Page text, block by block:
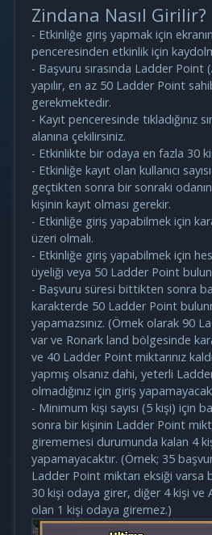
Zindana Nasıl Girilir?
- Etkinliğe giriş yapmak için
penceresinden etkinlik için
- Başvuru sırasında Ladder Point
yapılır, en az 50 Ladder Point
gerekmektedir.
- Kayıt penceresinde tıkladığınız
alanına çekilirsiniz.
- Etkinlikte bir odaya en fazla 30
- Etkinliğe kayıt olan kullanıcı
geçtikten sonra bir sonraki odanın
kişinin kayıt olması gerekir.
- Etkinliğe giriş yapabilmek için
üzeri olmalı.
- Etkinliğe giriş yapabilmek için
üyeliği veya 50 Ladder Point
- Başvuru süresi bittikten sonra
karakterde 50 Ladder Point
yapamazsınız. (Örnek olarak 90
var ve Ronark land bölgesinde
ve 40 Ladder Point miktarınız
yapmış olsanız dahi, yeterli
olmadığınız için giriş
- Minimum kişi sayısı (5 kişi) için
sonra bir kişinin Ladder Point
girememesi durumunda kalan 4
yapamayacaktır. (Örnek; 35
Ladder Point miktarı eksiği varsa
30 kişi odaya girer, diğer 4 kişi ve
olan 1 kişi odaya giremez.)